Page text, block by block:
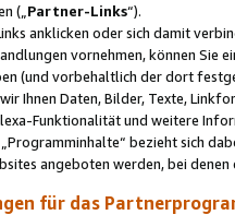
(„ Partner-Links“).
anklicken oder sich damit
vornehmen, können Sie
(und vorbehaltlich der dort
Ihnen Daten, Bilder, Texte,
Funktionalität und weitere
bezieht sich
angeboten werden, bei
für das